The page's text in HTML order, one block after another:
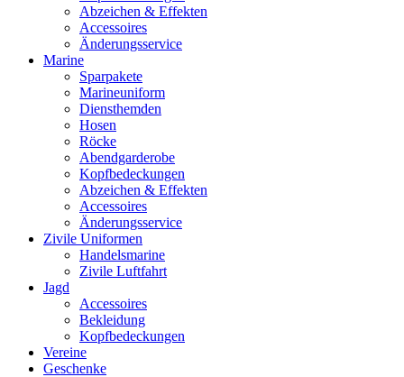
Abzeichen & Effekten
Accessoires
Änderungsservice
Marine
Sparpakete
Marineuniform
Diensthemden
Hosen
Röcke
Abendgarderobe
Kopfbedeckungen
Abzeichen & Effekten
Accessoires
Änderungsservice
Zivile Uniformen
Handelsmarine
Zivile Luftfahrt
Jagd
Accessoires
Bekleidung
Kopfbedeckungen
Vereine
Geschenke